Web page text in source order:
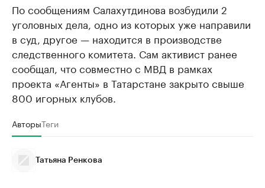
По сообщениям Салахутдинова возбудили 2
уголовных дела, одно из которых уже направили
в суд, другое — находится в производстве
следственного комитета. Сам активист ранее
сообщал, что совместно с МВД в рамках
проекта «Агенты» в Татарстане закрыто свыше
800 игорных клубов.
АвторыТеги
Татьяна Ренкова